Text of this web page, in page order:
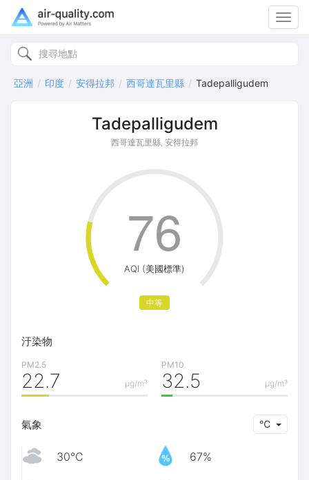
亞洲 印度 安得拉邦 西哥達瓦里縣 Tadepalligudem
Tadepalligudem
西哥達瓦里縣, 安得拉邦
AQI (美國標準)
中等
76
汙染物
PM2.5
μg/m³
22.7
PM10
μg/m³
32.5
氣象 ℃
30℃ 67%